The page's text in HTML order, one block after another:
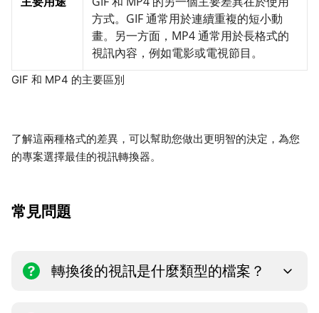
方式。GIF 通常用於連續重複的短小動
畫。另一方面，MP4 通常用於長格式的
視訊內容，例如電影或電視節目。
GIF 和 MP4 的主要區別
了解這兩種格式的差異，可以幫助您做出更明智的決定，為您
的專案選擇最佳的視訊轉換器。
常見問題
轉換後的視訊是什麼類型的檔案？